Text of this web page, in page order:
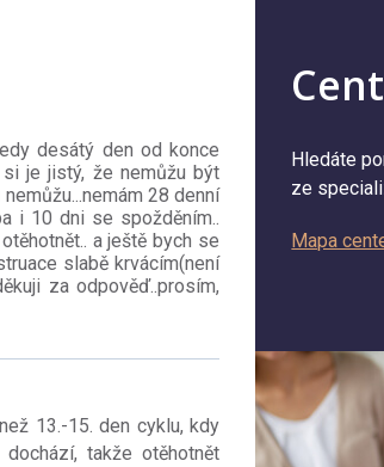
desátý den od konce
je jistý, že nemůžu být
28 denní
i 10 dni se spožděním..
a ještě bych se
slabě krvácím(není
za odpověď..prosím,
13.-15. den cyklu, kdy
takže otěhotnět
Hledáte
ze
Mapa